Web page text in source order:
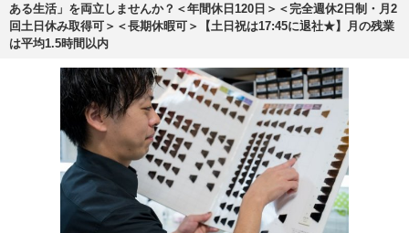
ある生活」を両立しませんか？＜年間休日120日＞＜完全週休2日制・月2
回土日休み取得可＞＜長期休暇可＞【土日祝は17:45に退社★】月の残業
は平均1.5時間以内